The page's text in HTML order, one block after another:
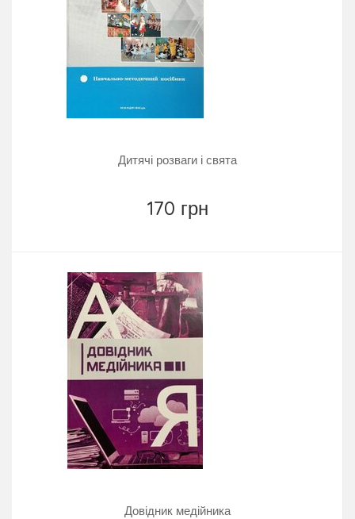
Дитячі розваги і свята
170 грн
Довідник медійника